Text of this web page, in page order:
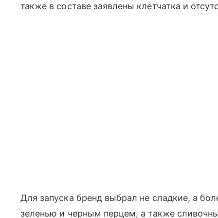
также в составе заявлены клетчатка и
Для запуска бренд выбрал не сладкие, а
зеленью и черным перцем, а также